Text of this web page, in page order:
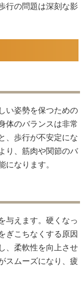
行の問題は深刻な影
い姿勢を保つための
体のバランスは非常
、歩行が不安定にな
り、筋肉や関節のバ
になります。
与えます。硬くなっ
ぎこちなくする原因
、柔軟性を向上させ
スムーズになり、疲